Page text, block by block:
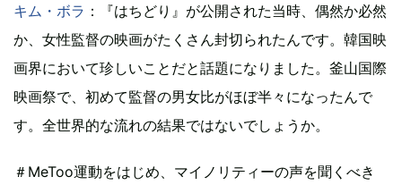
キム・ボラ ：『はちどり』が公開された当時、偶然か必然
か、女性監督の映画がたくさん封切られたんです。韓国映
画界において珍しいことだと話題になりました。釜山国際
映画祭で、初めて監督の男女比がほぼ半々になったんで
す。全世界的な流れの結果ではないでしょうか。
＃MeToo運動をはじめ、マイノリティーの声を聞くべき